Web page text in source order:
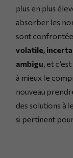
plus en plus
absorber les
sont
volatile,
ambigu, et
à mieux le
nouveau
des solutions à
si pertinent